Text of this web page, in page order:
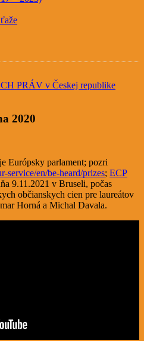
PRÁV v Českej republike
2020
Európsky parlament; pozri
service/en/be-heard/prizes; ECP
9.11.2021 v Bruseli, počas
občianskych cien pre laureátov
Horná a Michal Davala.